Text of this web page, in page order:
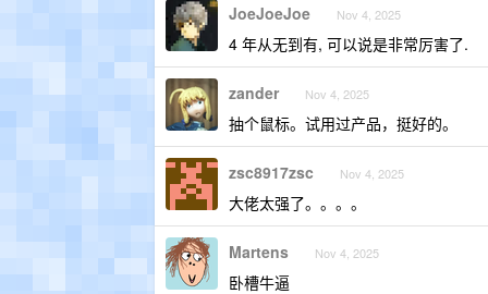
JoeJoeJoe Nov 4, 2025
4 年从无到有, 可以说是非常厉害了.
zander Nov 4, 2025
抽个鼠标。试用过产品，挺好的。
zsc8917zsc Nov 4, 2025
大佬太强了。。。。
Martens Nov 4, 2025
卧槽牛逼